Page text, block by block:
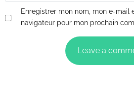
Enregistrer mon nom, mon e-mail
navigateur pour mon prochain